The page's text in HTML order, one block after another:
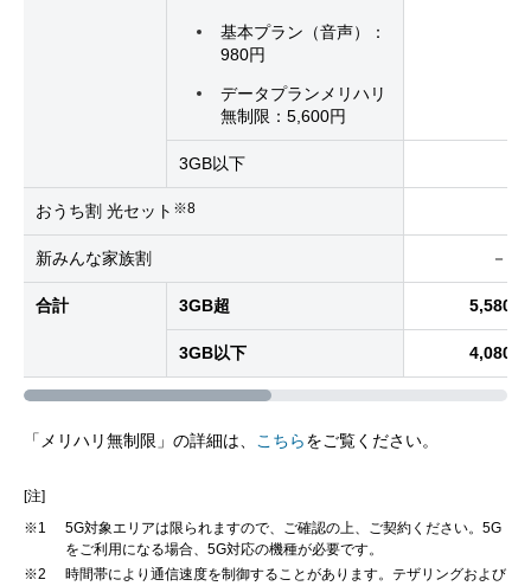
基本プラン（音声）：
980円
データプランメリハリ
無制限：5,600円
3GB以下
おうち割 光セット ※8
新みんな家族割 －
合計 3GB超 5,580円
3GB以下 4,080円
「メリハリ無制限」の詳細は、 こちらをご覧ください。
[注]
※1
5G対象エリアは限られますので、ご確認の上、ご契約ください。5G
をご利用になる場合、5G対応の機種が必要です。
※2
時間帯により通信速度を制御することがあります。テザリングおよび